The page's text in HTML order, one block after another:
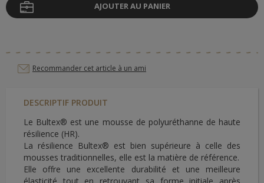
AJOUTER AU PANIER
Recommander cet article à un ami
DESCRIPTIF PRODUIT
Le Bultex® est une mousse de polyuréthanne de haute
résilience (HR).
La résilience Bultex® est bien supérieure à celle des
mousses traditionnelles, elle est la matière de référence.
Elle offre une excellente durabilité et une meilleure